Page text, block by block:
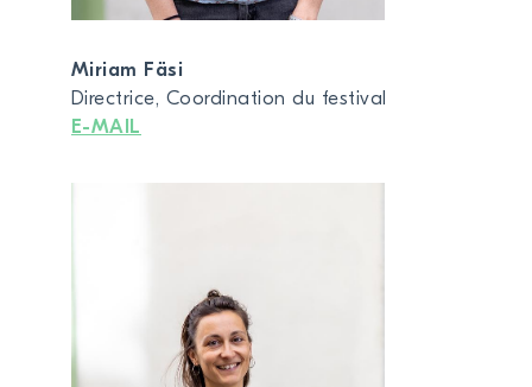
Miriam Fäsi
Directrice, Coordination du festival
E-MAIL